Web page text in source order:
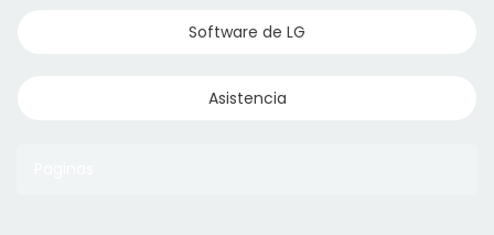
Software de LG
Asistencia